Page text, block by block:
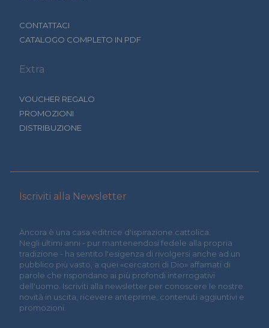
CONTATTACI
CATALOGO COMPLETO IN PDF
Extra
VOUCHER REGALO
PROMOZIONI
DISTRIBUZIONE
Iscriviti alla Newsletter
Àncora è una casa editrice d'ispirazione cattolica.
Negli ultimi anni - pur mantenendosi fedele alla propria
tradizione - ha sentito l'esigenza di rivolgersi anche ad un
pubblico più vasto, a quei «cercatori di Dio» affamati di
parole che rispondano ai più profondi interrogativi
dell'uomo. Iscriviti alla newsletter per conoscere le nostre
novità in uscita, ricevere anteprime, contenuti aggiuntivi e
promozioni.